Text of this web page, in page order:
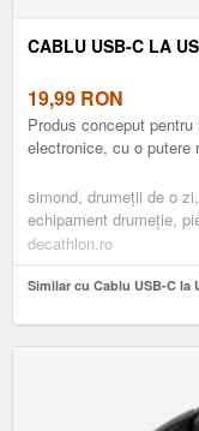
CABLU USB-C LA
19,99 RON
Produs conceput
electronice, cu o putere
simond, drumeţii de o
echipament drumeție,
talkie
decathlon.ro
Similar cu Cablu USB-C la